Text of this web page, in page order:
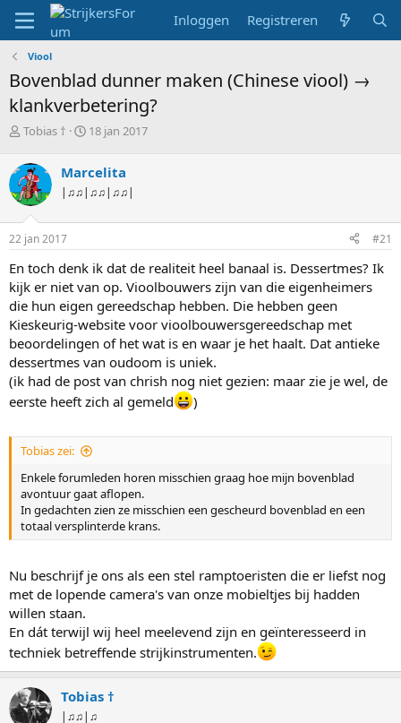
Inloggen Registreren
Viool
Bovenblad dunner maken (Chinese viool) →
klankverbetering?
T
p
i
c
s
t
a
t
e
r
Tobias †
S
r
t
a
m
18 jan 2017
Marcelita
|♫♫|♫♫|♫♫|
22 jan 2017 #21
En toch denk ik dat de realiteit heel banaal is. Dessertmes? Ik
kijk er niet van op. Vioolbouwers zijn van die eigenheimers
die hun eigen gereedschap hebben. Die hebben geen
Kieskeurig-website voor vioolbouwersgereedschap met
beoordelingen of het wat is en waar je het haalt. Dat antieke
dessertmes van oudoom is uniek.
(ik had de post van chrish nog niet gezien: maar zie je wel, de
eerste heeft zich al gemeld
)
Tobias zei:
Enkele forumleden horen misschien graag hoe mijn bovenblad
avontuur gaat aflopen.
In gedachten zien ze misschien een gescheurd bovenblad en een
totaal versplinterde krans.
Nu beschrijf je ons als een stel ramptoeristen die er liefst nog
met de lopende camera's van onze mobieltjes bij hadden
willen staan.
En dát terwijl wij heel meelevend zijn en geïnteresseerd in
techniek betreffende strijkinstrumenten.
Tobias †
|♫♫|♫